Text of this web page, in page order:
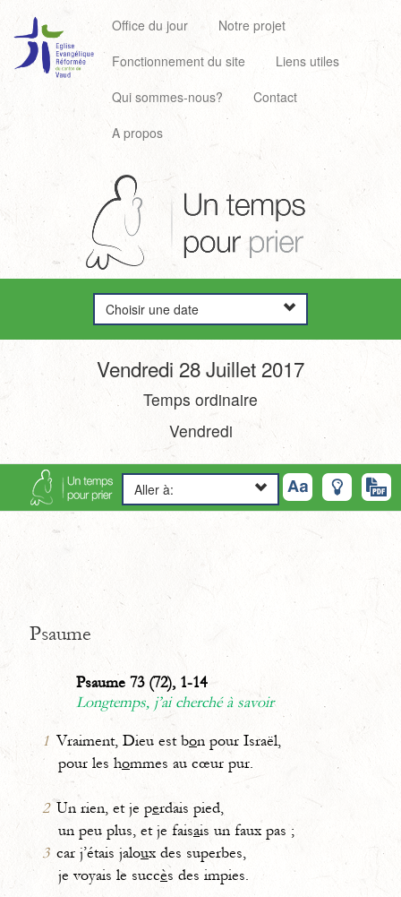
Office du jour
Notre projet
Fonctionnement du site
Liens utiles
Qui sommes-nous?
Contact
A propos
Choisir une date
Vendredi 28 Juillet 2017
Temps ordinaire
Vendredi
Aller à:
Psaume
Psaume 73 (72), 1-14
Longtemps, j’ai cherché à savoir
1 Vraiment, Dieu est bon pour Israël,
pour les hommes au cœur pur.
2 Un rien, et je perdais pied,
un peu plus, et je faisais un faux pas ;
3 car j’étais jaloux des superbes,
je voyais le succès des impies.